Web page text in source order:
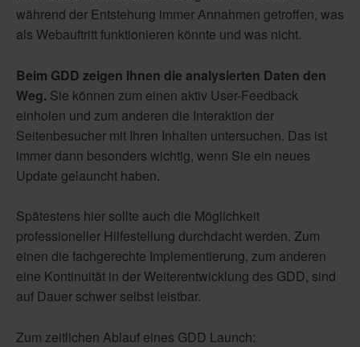
während der Entstehung immer Annahmen getroffen, was
als Webauftritt funktionieren könnte und was nicht.
Beim GDD zeigen Ihnen die analysierten Daten den
Weg. Sie können zum einen aktiv User-Feedback
einholen und zum anderen die Interaktion der
Seitenbesucher mit Ihren Inhalten untersuchen. Das ist
immer dann besonders wichtig, wenn Sie ein neues
Update gelauncht haben.
Spätestens hier sollte auch die Möglichkeit
professioneller Hilfestellung durchdacht werden. Zum
einen die fachgerechte Implementierung, zum anderen
eine Kontinuität in der Weiterentwicklung des GDD, sind
auf Dauer schwer selbst leistbar.
Zum zeitlichen Ablauf eines GDD Launch: